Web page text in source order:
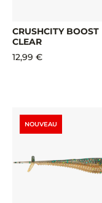
CRUSHCITY BOOST
CLEAR
12,99 €
NOUVEAU